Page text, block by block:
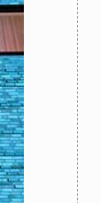
CONTATTI